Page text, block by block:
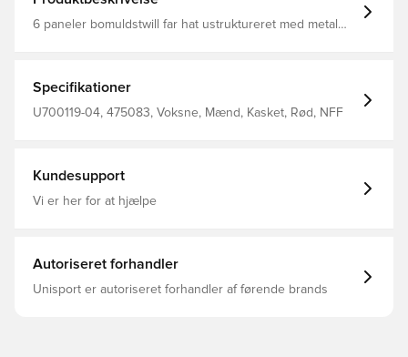
6 paneler bomuldstwill far hat ustruktureret med metal
Specifikationer
U700119-04, 475083, Voksne, Mænd, Kasket, Rød, NFF
Kundesupport
Vi er her for at hjælpe
Autoriseret forhandler
Unisport er autoriseret forhandler af førende brands